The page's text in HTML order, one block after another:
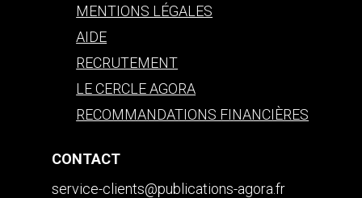
MENTIONS LÉGALES
AIDE
RECRUTEMENT
LE CERCLE AGORA
RECOMMANDATIONS FINANCIÈRES
CONTACT
service-clients@publications-agora.fr